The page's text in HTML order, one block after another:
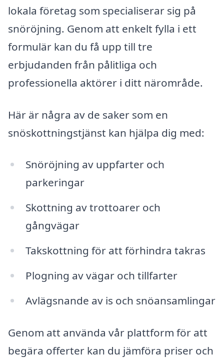
lokala företag som specialiserar sig på
snöröjning. Genom att enkelt fylla i ett
formulär kan du få upp till tre
erbjudanden från pålitliga och
professionella aktörer i ditt närområde.
Här är några av de saker som en
snöskottningstjänst kan hjälpa dig med:
Snöröjning av uppfarter och
parkeringar
Skottning av trottoarer och
gångvägar
Takskottning för att förhindra takras
Plogning av vägar och tillfarter
Avlägsnande av is och snöansamlingar
Genom att använda vår plattform för att
begära offerter kan du jämföra priser och